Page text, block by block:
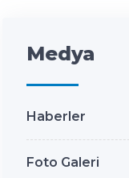
Medya
Haberler
Foto Galeri